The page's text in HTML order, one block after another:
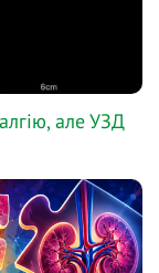
але УЗД